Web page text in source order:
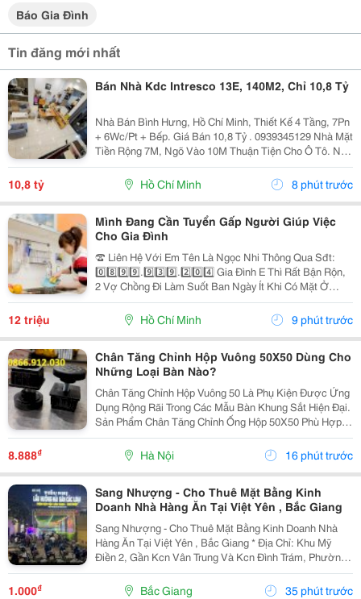
Báo Gia Đình
Tin đăng mới nhất
Bán Nhà Kdc Intresco 13E, 140M2, Chỉ 10,8 Tỷ
Nhà Bán Bình Hưng, Hồ Chí Minh, Thiết Kế 4 Tầng, 7Pn
+ 6Wc/Pt + Bếp. Giá Bán 10,8 Tỷ . 0939345129 Nhà Mặt
Tiền Rộng 7M, Ngõ Vào 10M Thuận Tiện Cho Ô Tô. Nội
Thất Bao Gồm Điều Hòa, Tủ Lạnh, Giường, Mang Đến
Không Gian Sống Thoải Mái Và Tiện Nghi....
10,8 tỷ Hồ Chí Minh 8 phút trước
Mình Đang Cần Tuyển Gấp Người Giúp Việc
Cho Gia Đình
☎️ Liên Hệ Với Em Tên Là Ngọc Nhi Thông Qua Sđt:
0️⃣8️⃣9️⃣9️⃣.9️⃣3️⃣9️⃣.2️⃣0️⃣4️⃣ Gia Đình E Thì Rất Bận Rộn,
2 Vợ Chồng Đi Làm Suốt Ban Ngày Ít Khi Có Mặt Ở
Nhà. Nhưng Nhà Lại Có 1 Bà Cụ Đau Yếu Và 1 Bé Nhỏ
Năm Nay Đã Gần 2 Tuổi Vì Vậy Để Có Thể An...
12 triệu Hồ Chí Minh 9 phút trước
Chân Tăng Chỉnh Hộp Vuông 50X50 Dùng Cho
Những Loại Bàn Nào?
Chân Tăng Chỉnh Hộp Vuông 50 Là Phụ Kiện Được Ứng
Dụng Rộng Rãi Trong Các Mẫu Bàn Khung Sắt Hiện Đại.
Sản Phẩm Chân Tăng Chỉnh Ống Hộp 50X50 Phù Hợp
Với Bàn Làm Việc, Bàn Ăn, Bàn Quán Cà Phê, Bàn
Thao Tác Công Nghiệp Và Nhiều Loại Kệ, Tủ. Với Chân
8.888₫ Hà Nội 16 phút trước
Sang Nhượng - Cho Thuê Mặt Bằng Kinh
Doanh Nhà Hàng Ăn Tại Việt Yên , Bắc Giang
Sang Nhượng - Cho Thuê Mặt Bằng Kinh Doanh Nhà
Hàng Ăn Tại Việt Yên , Bắc Giang * Địa Chỉ: Khu Mỹ
Điền 2, Gần Kcn Vân Trung Và Kcn Đình Trám, Phường
Nếnh, Tỉnh Bắc Ninh (Khu Việt Yên, Bắc Giang Cũ). *
Diện Tích : 75M2 - Mặt Tiền 4M - Mặt Bằng...
1.000₫ Bắc Giang 35 phút trước